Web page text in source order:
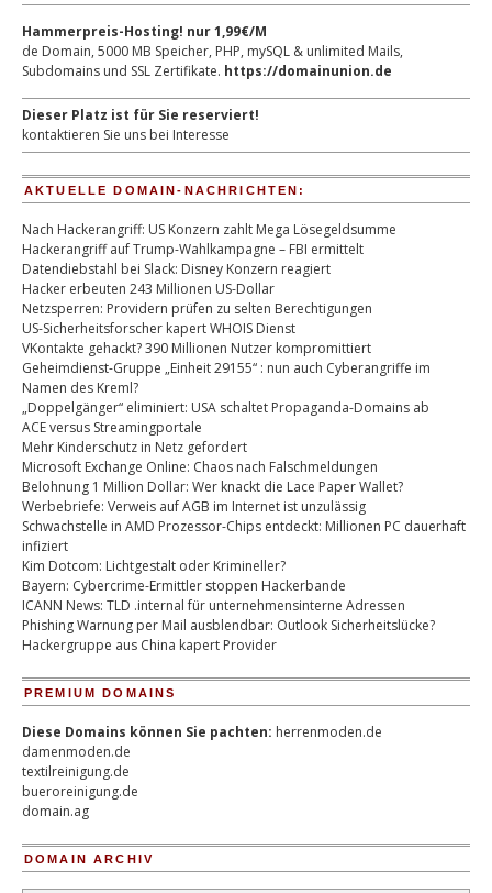
Hammerpreis-Hosting! nur 1,99€/M
de Domain, 5000 MB Speicher, PHP, mySQL & unlimited Mails,
Subdomains und SSL Zertifikate. https://domainunion.de
Dieser Platz ist für Sie reserviert!
kontaktieren Sie uns bei Interesse
AKTUELLE DOMAIN-NACHRICHTEN:
Nach Hackerangriff: US Konzern zahlt Mega Lösegeldsumme
Hackerangriff auf Trump-Wahlkampagne – FBI ermittelt
Datendiebstahl bei Slack: Disney Konzern reagiert
Hacker erbeuten 243 Millionen US-Dollar
Netzsperren: Providern prüfen zu selten Berechtigungen
US-Sicherheitsforscher kapert WHOIS Dienst
VKontakte gehackt? 390 Millionen Nutzer kompromittiert
Geheimdienst-Gruppe „Einheit 29155“ : nun auch Cyberangriffe im
Namen des Kreml?
„Doppelgänger“ eliminiert: USA schaltet Propaganda-Domains ab
ACE versus Streamingportale
Mehr Kinderschutz in Netz gefordert
Microsoft Exchange Online: Chaos nach Falschmeldungen
Belohnung 1 Million Dollar: Wer knackt die Lace Paper Wallet?
Werbebriefe: Verweis auf AGB im Internet ist unzulässig
Schwachstelle in AMD Prozessor-Chips entdeckt: Millionen PC dauerhaft
infiziert
Kim Dotcom: Lichtgestalt oder Krimineller?
Bayern: Cybercrime-Ermittler stoppen Hackerbande
ICANN News: TLD .internal für unternehmensinterne Adressen
Phishing Warnung per Mail ausblendbar: Outlook Sicherheitslücke?
Hackergruppe aus China kapert Provider
PREMIUM DOMAINS
Diese Domains können Sie pachten: herrenmoden.de
damenmoden.de
textilreinigung.de
bueroreinigung.de
domain.ag
DOMAIN ARCHIV